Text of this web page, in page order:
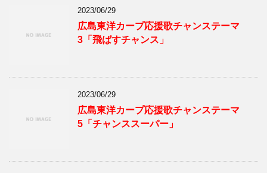
2023/06/29
広島東洋カープ応援歌チャンステーマ
3「飛ばすチャンス」
2023/06/29
広島東洋カープ応援歌チャンステーマ
5「チャンススーパー」